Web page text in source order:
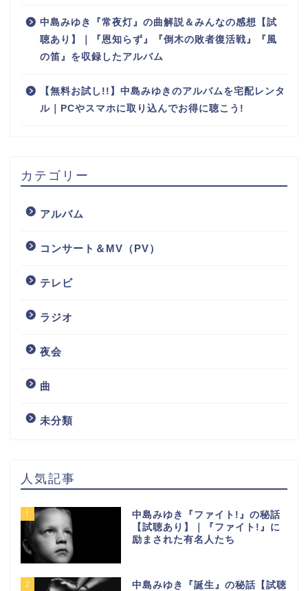
中島みゆき『常夜灯』の曲解説＆みんなの感想【試
聴あり】｜『恩知らず』『倒木の敗者復活戦』『風
の笛』を収録したアルバム
【無料お試し!!】中島みゆきのアルバムを宅配レンタ
ル｜PCやスマホに取り込んでお得に聴こう!
カテゴリー
アルバム
コンサート＆MV（PV）
テレビ
ラジオ
夜会
曲
未分類
人気記事
1
中島みゆき『ファイト!』の秘話
【試聴あり】｜『ファイト!』に
励まされた有名人たち
2
中島みゆき『誕生』の秘話【試聴